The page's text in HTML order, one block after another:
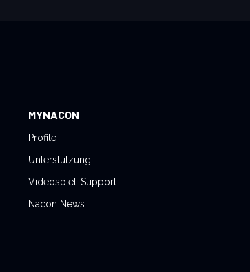
MYNACON
Profile
Unterstützung
Videospiel-Support
Nacon News